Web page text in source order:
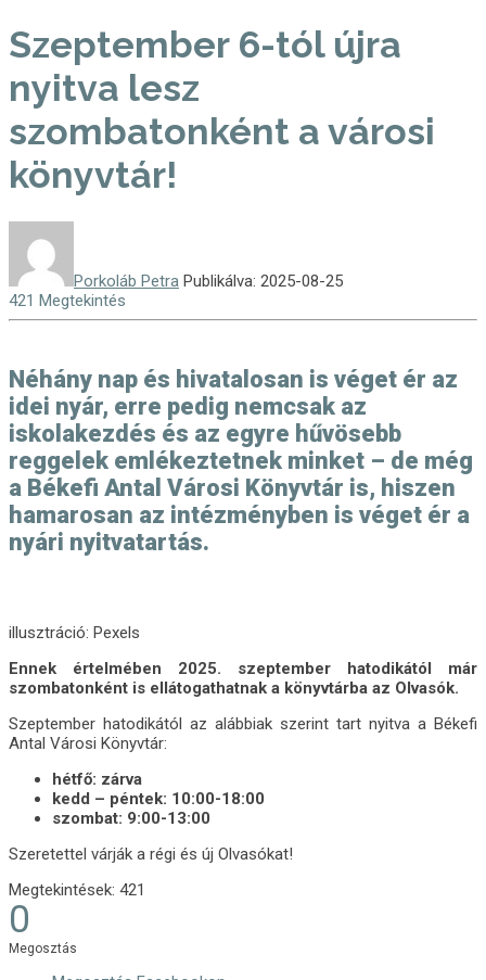
Szeptember 6-tól újra
nyitva lesz
szombatonként a városi
könyvtár!
Porkoláb Petra Publikálva: 2025-08-25
421 Megtekintés
Néhány nap és hivatalosan is véget ér az
idei nyár, erre pedig nemcsak az
iskolakezdés és az egyre hűvösebb
reggelek emlékeztetnek minket – de még
a Békefi Antal Városi Könyvtár is, hiszen
hamarosan az intézményben is véget ér a
nyári nyitvatartás.
illusztráció: Pexels
Ennek értelmében 2025. szeptember hatodikától már
szombatonként is ellátogathatnak a könyvtárba az Olvasók.
Szeptember hatodikától az alábbiak szerint tart nyitva a Békefi
Antal Városi Könyvtár:
hétfő: zárva
kedd – péntek: 10:00-18:00
szombat: 9:00-13:00
Szeretettel várják a régi és új Olvasókat!
Megtekintések: 421
0
Megosztás